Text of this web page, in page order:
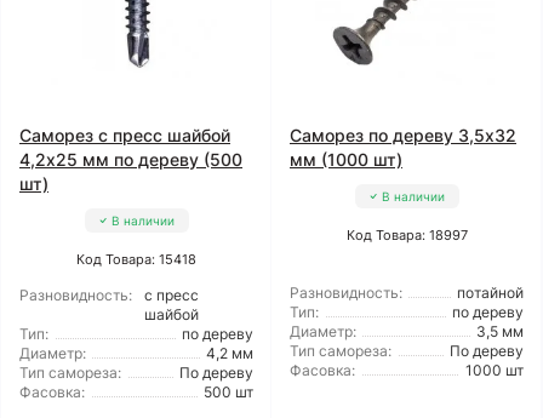
Саморез с пресс шайбой
4,2x25 мм по дереву (500
шт)
В наличии
Код Товара: 15418
Разновидность:
с пресс
шайбой
Тип:
по дереву
Диаметр:
4,2 мм
Тип самореза:
По дереву
Фасовка:
500 шт
Саморез по дереву 3,5x32
мм (1000 шт)
В наличии
Код Товара: 18997
Разновидность:
потайной
Тип:
по дереву
Диаметр:
3,5 мм
Тип самореза:
По дереву
Фасовка:
1000 шт